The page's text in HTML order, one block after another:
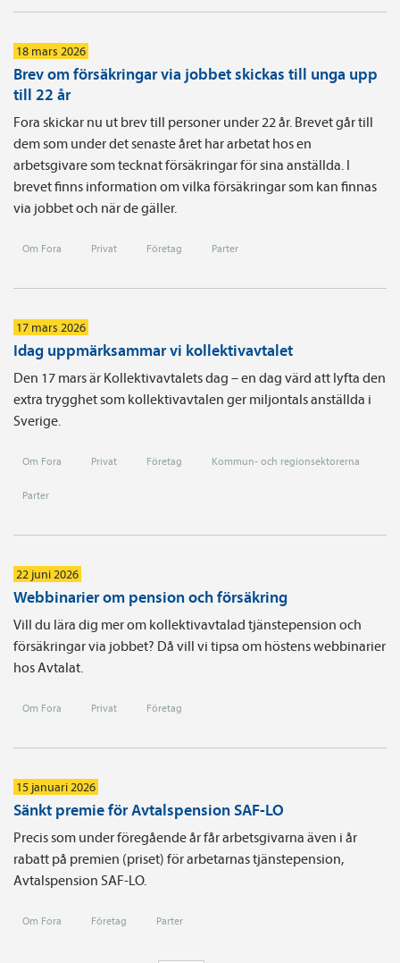
18 mars 2026
Brev om försäkringar via jobbet skickas till unga upp
till 22 år
Fora skickar nu ut brev till personer under 22 år. Brevet går till
dem som under det senaste året har arbetat hos en
arbetsgivare som tecknat försäkringar för sina anställda. I
brevet finns information om vilka försäkringar som kan finnas
via jobbet och när de gäller.
Om Fora Privat Företag Parter
17 mars 2026
Idag uppmärksammar vi kollektivavtalet
Den 17 mars är Kollektivavtalets dag – en dag värd att lyfta den
extra trygghet som kollektivavtalen ger miljontals anställda i
Sverige.
Om Fora Privat Företag Kommun- och regionsektorerna
Parter
22 juni 2026
Webbinarier om pension och försäkring
Vill du lära dig mer om kollektivavtalad tjänstepension och
försäkringar via jobbet? Då vill vi tipsa om höstens webbinarier
hos Avtalat.
Om Fora Privat Företag
15 januari 2026
Sänkt premie för Avtalspension SAF-LO
Precis som under föregående år får arbetsgivarna även i år
rabatt på premien (priset) för arbetarnas tjänste­pension,
Avtals­pension SAF-LO.
Om Fora Företag Parter